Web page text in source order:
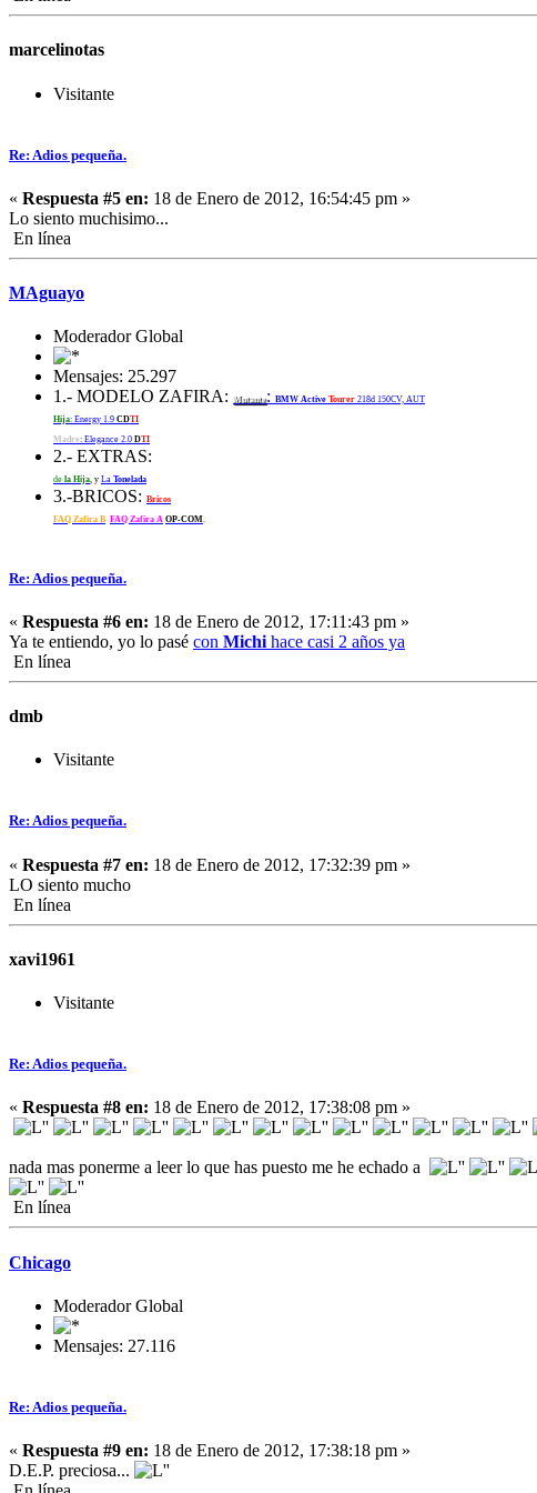
marcelinotas
Visitante
Re: Adios pequeña.
« Respuesta #5 en: 18 de Enero de 2012, 16:54:45 pm »
Lo siento muchisimo...
En línea
MAguayo
Moderador Global
Mensajes: 25.297
1.- MODELO ZAFIRA:
Mutante: BMW Active Tourer 218d 150CV, AUT
Hija: Energy 1.9 CDTI
Madre: Elegance 2.0 DTI
2.- EXTRAS:
de la Hija, y La Tonelada
3.-BRICOS: Bricos
FAQ Zafira B FAQ Zafira A OP-COM.
Re: Adios pequeña.
« Respuesta #6 en: 18 de Enero de 2012, 17:11:43 pm »
Ya te entiendo, yo lo pasé con Michi hace casi 2 años ya
En línea
dmb
Visitante
Re: Adios pequeña.
« Respuesta #7 en: 18 de Enero de 2012, 17:32:39 pm »
LO siento mucho
En línea
xavi1961
Visitante
Re: Adios pequeña.
« Respuesta #8 en: 18 de Enero de 2012, 17:38:08 pm »
nada mas ponerme a leer lo que has puesto me he echado a
En línea
Chicago
Moderador Global
Mensajes: 27.116
Re: Adios pequeña.
« Respuesta #9 en: 18 de Enero de 2012, 17:38:18 pm »
D.E.P. preciosa...